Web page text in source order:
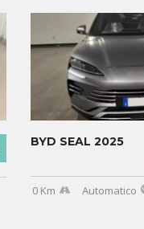
BYD SEAL 2025
0 Km Automatico